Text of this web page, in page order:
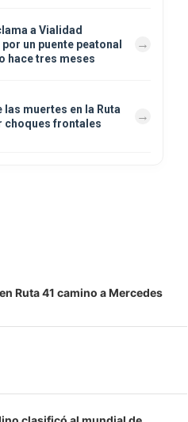
a Vialidad
un puente peatonal
hace tres meses
las muertes en la Ruta
choques frontales
Ruta 41 camino a Mercedes